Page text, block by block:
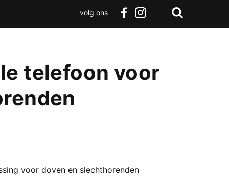
volg ons
telefoon voor
voor doven en slechthorenden
Zoeken
Terug